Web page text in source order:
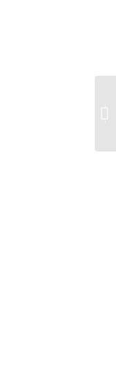
دنیای ارز دیجیتال عرضه می‌کند...